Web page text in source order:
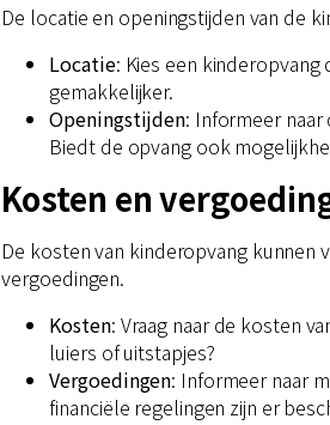
De locatie en openingstijden van de
Locatie: Kies een
gemakkelijker.
Openingstijden: Informeer
Biedt de opvang ook
Kosten en
De kosten van kinderopvang kunnen
vergoedingen.
Kosten: Vraag naar de kosten
luiers of uitstapjes?
Vergoedingen: Informeer naar
financiële regelingen zijn er